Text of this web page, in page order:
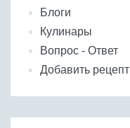
Блоги
Кулинары
Вопрос - Ответ
Добавить рецепт